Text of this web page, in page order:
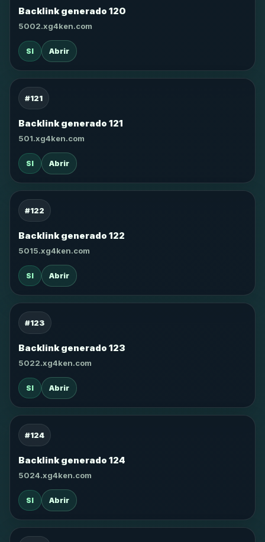
Backlink generado 120
5002.xg4ken.com
SI Abrir
#121
Backlink generado 121
501.xg4ken.com
SI Abrir
#122
Backlink generado 122
5015.xg4ken.com
SI Abrir
#123
Backlink generado 123
5022.xg4ken.com
SI Abrir
#124
Backlink generado 124
5024.xg4ken.com
SI Abrir